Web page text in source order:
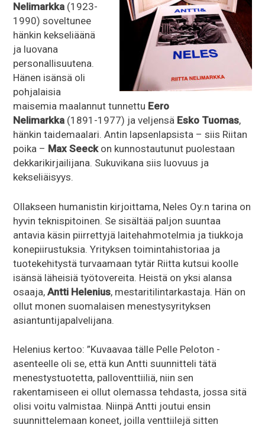
Nelimarkka (1923-
1990) soveltunee
hänkin kekseliäänä
ja luovana
personallisuutena.
Hänen isänsä oli
pohjalaisia
maisemia maalannut tunnettu Eero
Nelimarkka (1891-1977) ja veljensä Esko Tuomas,
hänkin taidemaalari. Antin lapsenlapsista – siis Riitan
poika – Max Seeckon kunnostautunut puolestaan
dekkarikirjailijana. Sukuvikana siis luovuus ja
kekseliäisyys.
Ollakseen humanistin kirjoittama, Neles Oy:n tarina on
hyvin teknispitoinen. Se sisältää paljon suuntaa
antavia käsin piirrettyjä laitehahmotelmia ja tiukkoja
konepiirustuksia. Yrityksen toimintahistoriaa ja
tuotekehitystä turvaamaan tytär Riitta kutsui koolle
isänsä läheisiä työtovereita. Heistä on yksi alansa
osaaja,Antti Helenius, mestaritilintarkastaja. Hän on
ollut monen suomalaisen menestysyrityksen
asiantuntijapalvelijana.
Helenius kertoo: ”Kuvaavaa tälle Pelle Peloton -
asenteelle oli se, että kun Antti suunnitteli tätä
menestystuotetta, palloventtiiliä, niin sen
rakentamiseen ei ollut olemassa tehdasta, jossa sitä
olisi voitu valmistaa. Niinpä Antti joutui ensin
suunnittelemaan koneet, joilla venttiilejä sitten